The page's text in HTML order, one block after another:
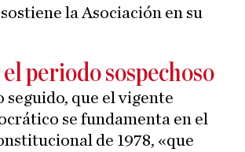
la Asociación en su
periodo sospechoso
seguido, que el vigente
se fundamenta en el
de 1978, «que